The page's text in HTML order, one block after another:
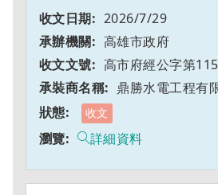
2026/7/29
高雄市政府
高市府經公字第
鼎勝水電工程有
收文
詳細資料